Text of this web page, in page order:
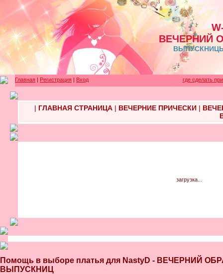
ВЕЧЕРНИЙ
Главная | Регистрация | Вход где сделать
| ГЛАВНАЯ СТРАНИЦА| ВЕЧЕРНИЕ ПРИЧЕСКИ|
загрузка...
Помощь в выборе платья для NastyD - ВЕЧЕРНИЙ
ВЫПУСКНИЦ